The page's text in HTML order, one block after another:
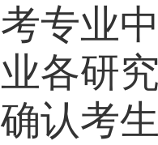
专业
各研
认考